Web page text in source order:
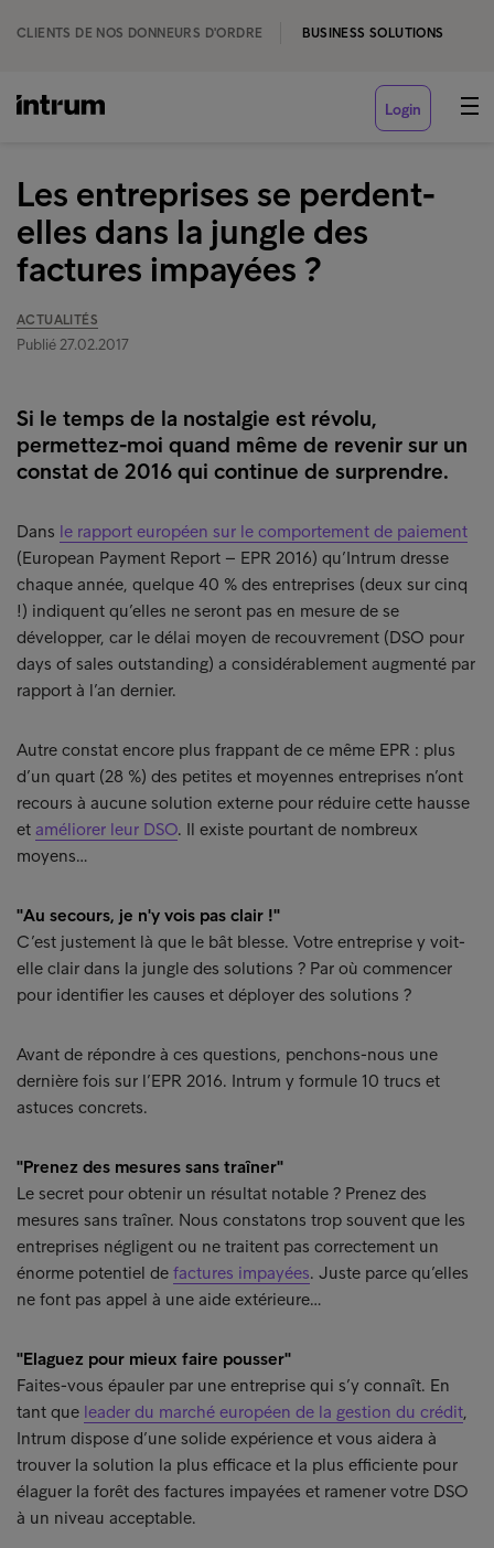
CLIENTS DE NOS DONNEURS D'ORDRE BUSINESS SOLUTIONS
Login
Les entreprises se perdent-
elles dans la jungle des
factures impayées ?
ACTUALITÉS
Publié 27.02.2017
Si le temps de la nostalgie est révolu,
permettez-moi quand même de revenir sur un
constat de 2016 qui continue de surprendre.
Dans le rapport européen sur le comportement de paiement
(European Payment Report – EPR 2016) qu’Intrum dresse
chaque année, quelque 40 % des entreprises (deux sur cinq
!) indiquent qu’elles ne seront pas en mesure de se
développer, car le délai moyen de recouvrement (DSO pour
days of sales outstanding) a considérablement augmenté par
rapport à l’an dernier.
Autre constat encore plus frappant de ce même EPR : plus
d’un quart (28 %) des petites et moyennes entreprises n’ont
recours à aucune solution externe pour réduire cette hausse
et améliorer leur DSO. Il existe pourtant de nombreux
moyens…
"Au secours, je n'y vois pas clair !"
C’est justement là que le bât blesse. Votre entreprise y voit-
elle clair dans la jungle des solutions ? Par où commencer
pour identifier les causes et déployer des solutions ?
Avant de répondre à ces questions, penchons-nous une
dernière fois sur l’EPR 2016. Intrum y formule 10 trucs et
astuces concrets.
"Prenez des mesures sans traîner"
Le secret pour obtenir un résultat notable ? Prenez des
mesures sans traîner. Nous constatons trop souvent que les
entreprises négligent ou ne traitent pas correctement un
énorme potentiel de factures impayées. Juste parce qu’elles
ne font pas appel à une aide extérieure…
"Elaguez pour mieux faire pousser"
Faites-vous épauler par une entreprise qui s’y connaît. En
tant que leader du marché européen de la gestion du crédit,
Intrum dispose d’une solide expérience et vous aidera à
trouver la solution la plus efficace et la plus efficiente pour
élaguer la forêt des factures impayées et ramener votre DSO
à un niveau acceptable.